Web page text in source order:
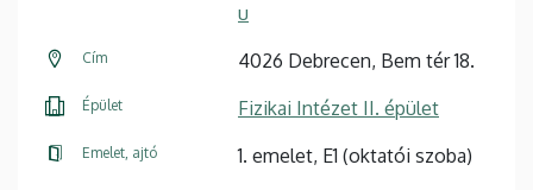
u
Cím 4026 Debrecen, Bem tér 18.
Épület Fizikai Intézet II. épület
Emelet, ajtó 1. emelet, E1 (oktatói szoba)